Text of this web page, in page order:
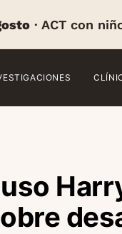
· ACT con